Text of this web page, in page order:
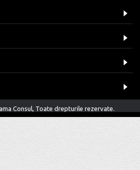
Consul, Toate drepturile rezervate.